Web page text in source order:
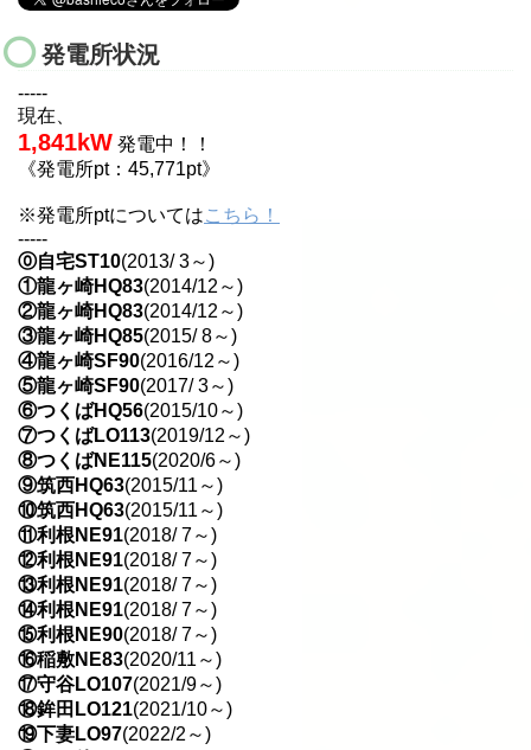
発電所状況
-----
現在、
1,841kW 発電中！！
《発電所pt：45,771pt》
※発電所ptについてはこちら！
-----
⓪自宅ST10(2013/ 3～)
①龍ヶ崎HQ83(2014/12～)
②龍ヶ崎HQ83(2014/12～)
③龍ヶ崎HQ85(2015/ 8～)
④龍ヶ崎SF90(2016/12～)
⑤龍ヶ崎SF90(2017/ 3～)
⑥つくばHQ56(2015/10～)
⑦つくばLO113(2019/12～)
⑧つくばNE115(2020/6～)
⑨筑西HQ63(2015/11～)
⑩筑西HQ63(2015/11～)
⑪利根NE91(2018/ 7～)
⑫利根NE91(2018/ 7～)
⑬利根NE91(2018/ 7～)
⑭利根NE91(2018/ 7～)
⑮利根NE90(2018/ 7～)
⑯稲敷NE83(2020/11～)
⑰守谷LO107(2021/9～)
⑱鉾田LO121(2021/10～)
⑲下妻LO97(2022/2～)